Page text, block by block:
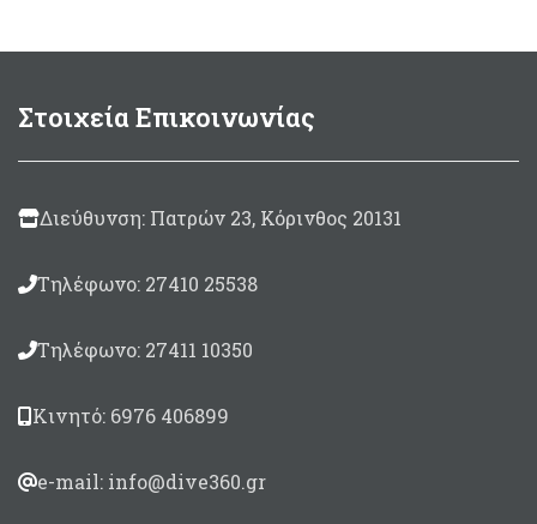
Στοιχεία Επικοινωνίας
Διεύθυνση: Πατρών 23, Κόρινθος 20131
Τηλέφωνο: 27410 25538
Τηλέφωνο: 27411 10350
Κινητό: 6976 406899
e-mail: info@dive360.gr